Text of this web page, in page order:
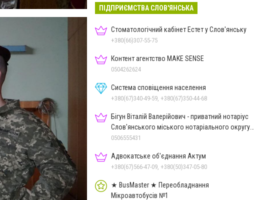
ПІДПРИЄМСТВА СЛОВ'ЯНСЬКА
Стоматологічний кабінет Естет у Слов'янську
+380(66)307-55-75
Контент агентство MAKE SENSE
0504262624
Система сповіщення населення
+380(67)340-49-59, +380(67)350-44-68
Бігун Віталій Валерійович - приватний нотаріус
Слов'янського міського нотаріального округу
Дон.обл.
0506555431
Адвокатське об'єднання Актум
+380(67)566-47-09, +380(50)347-05-80
★ BusMaster ★ Переобладнання
Мікроавтобусів №1